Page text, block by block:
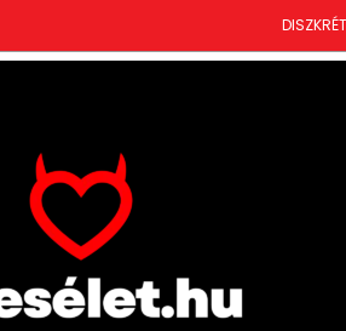
ÚJDONSÁGOKSZEXJÁTÉKOK
Tároló Táska (Pink)